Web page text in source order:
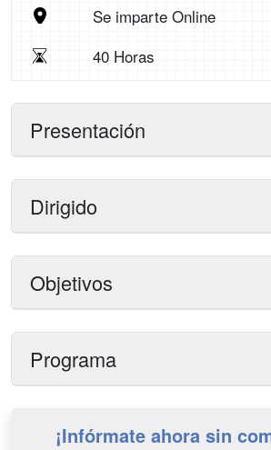
Se imparte Online
40 Horas
Presentación
Dirigido
Objetivos
Programa
¡Infórmate ahora sin